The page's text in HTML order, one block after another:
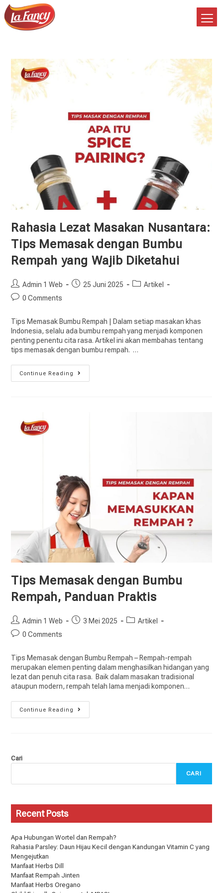
Rahasia Lezat Masakan Nusantara:
Tips Memasak dengan Bumbu
Rempah yang Wajib Diketahui
Admin 1 Web 25 Juni 2025
Artikel
0 Comments
Tips Memasak Bumbu Rempah | Dalam setiap masakan khas
Indonesia, selalu ada bumbu rempah yang menjadi komponen
penting penentu cita rasa. Artikel ini akan membahas tentang
tips memasak dengan bumbu rempah. …
Continue Reading
Tips Memasak dengan Bumbu
Rempah, Panduan Praktis
Admin 1 Web 3 Mei 2025
Artikel
0 Comments
Tips Memasak dengan Bumbu Rempah – Rempah-rempah
merupakan elemen penting dalam menghasilkan hidangan yang
lezat dan penuh cita rasa. Baik dalam masakan tradisional
ataupun modern, rempah telah lama menjadi komponen…
Continue Reading
Cari
CARI
Recent Posts
Apa Hubungan Wortel dan Rempah?
Rahasia Parsley: Daun Hijau Kecil dengan Kandungan Vitamin C yang
Mengejutkan
Manfaat Herbs Dill
Manfaat Rempah Jinten
Manfaat Herbs Oregano